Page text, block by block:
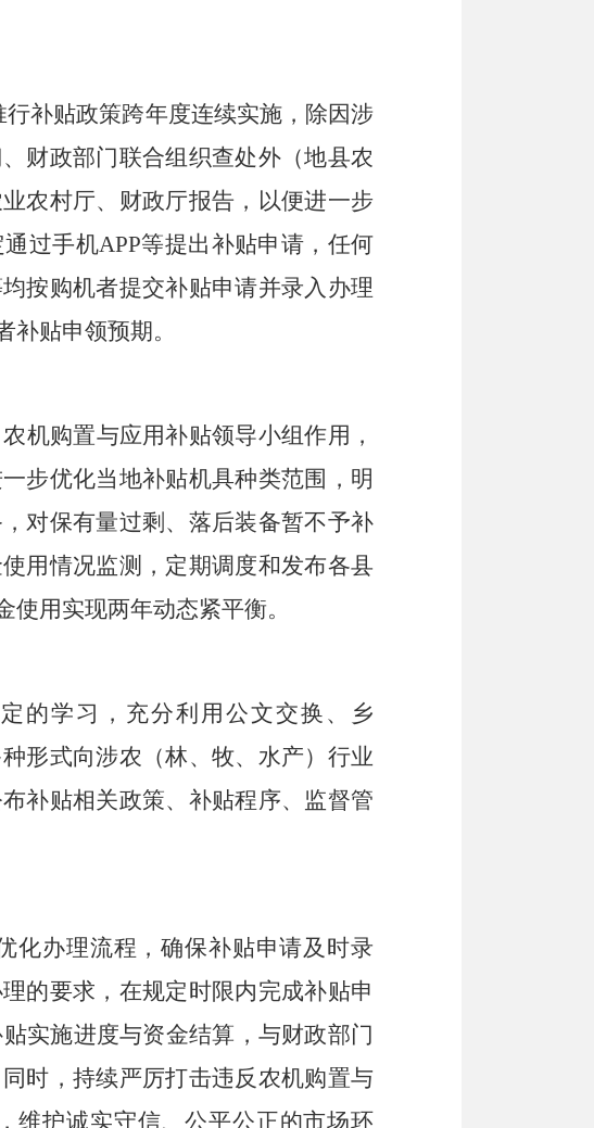
行补贴政策跨年度连续实施，除因涉
财政部门联合组织查处外 （地县农
农村厅、财政厅报告 ，以便进一步
过手机APP等提出补贴申请 ， 任何
按购机者提交补贴申请并录入办理
贴申领预期。
机购置与应用补贴领导小组作用，
步优化当地补贴机具种类范围 ， 明
对保有量过剩、落后装备暂不予补
用情况监测 ， 定期调度和发布各县
使用实现两年动态紧平衡。
的学习，充分利用公文交换、乡
形式向涉农（林、牧、水产）行业
补贴相关政策、补贴程序、监督管
化办理流程，确保补贴申请及时录
的要求，在规定时限内完成补贴申
实施进度与资金结算，与财政部门
时，持续严厉打击违反农机购置与
，维护诚实守信、公平公正的市场环